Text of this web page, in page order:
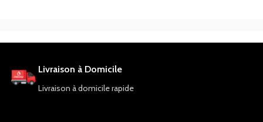
Livraison à Domicile
Livraison à domicile rapide